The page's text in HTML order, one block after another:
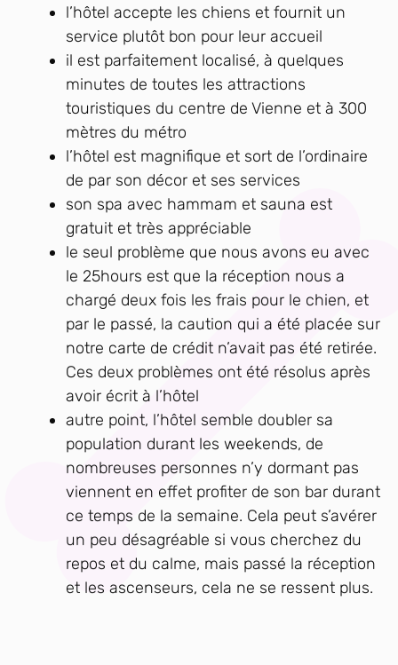
l’hôtel accepte les chiens et fournit un
service plutôt bon pour leur accueil
il est parfaitement localisé, à quelques
minutes de toutes les attractions
touristiques du centre de Vienne et à 300
mètres du métro
l’hôtel est magnifique et sort de l’ordinaire
de par son décor et ses services
son spa avec hammam et sauna est
gratuit et très appréciable
le seul problème que nous avons eu avec
le 25hours est que la réception nous a
chargé deux fois les frais pour le chien, et
par le passé, la caution qui a été placée sur
notre carte de crédit n’avait pas été retirée.
Ces deux problèmes ont été résolus après
avoir écrit à l’hôtel
autre point, l’hôtel semble doubler sa
population durant les weekends, de
nombreuses personnes n’y dormant pas
viennent en effet profiter de son bar durant
ce temps de la semaine. Cela peut s’avérer
un peu désagréable si vous cherchez du
repos et du calme, mais passé la réception
et les ascenseurs, cela ne se ressent plus.